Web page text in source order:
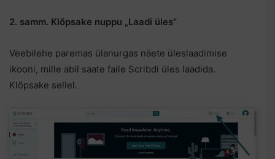
2. samm. Klõpsake nuppu „Laadi üles”
Veebilehe paremas ülanurgas näete üleslaadimise
ikooni, mille abil saate faile Scribdi üles laadida.
Klõpsake sellel.